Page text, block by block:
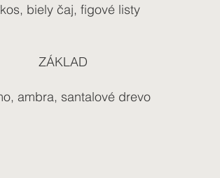
biely čaj, figové listy
ZÁKLAD
ambra, santalové drevo